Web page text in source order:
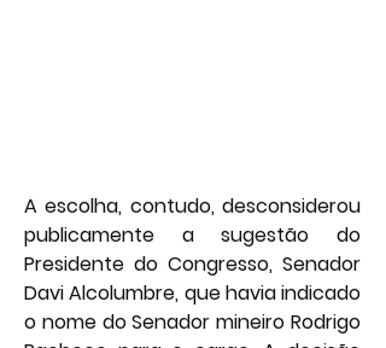
A escolha, contudo, desconsiderou
publicamente a sugestão do
Presidente do Congresso, Senador
Davi Alcolumbre, que havia indicado
o nome do Senador mineiro Rodrigo